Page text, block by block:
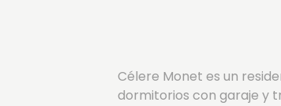
Célere Monet es un
dormitorios con garaje y